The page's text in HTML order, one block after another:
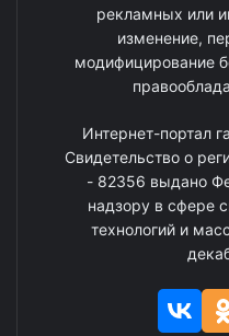
рекламных или
изменение,
модифицирование
Интернет-портал
Свидетельство о
- 82356 выдано
надзору в сфере
технологий и